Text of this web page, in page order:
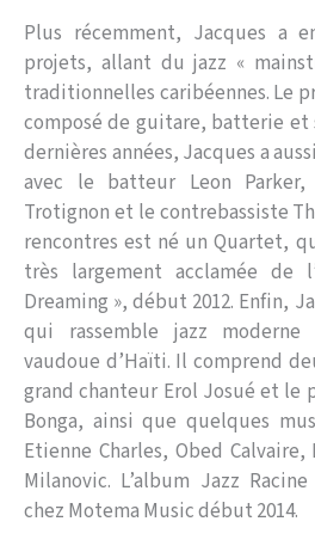
Plus récemment, Jacques a
projets, allant du jazz «
traditionnelles caribéennes. Le
composé de guitare, batterie et
dernières années, Jacques a
avec le batteur Leon
Trotignon et le contrebassiste
rencontres est né un Quartet,
très largement acclamée de
Dreaming », début 2012. Enfin,
qui rassemble jazz
vaudoue d’Haïti. Il comprend
grand chanteur Erol Josué et le
Bonga, ainsi que quelques
Etienne Charles, Obed
Milanovic. L’album Jazz
chez Motema Music début 2014.